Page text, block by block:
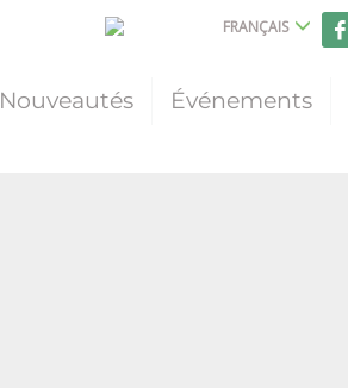
FRANÇAIS
Nouveautés Événements